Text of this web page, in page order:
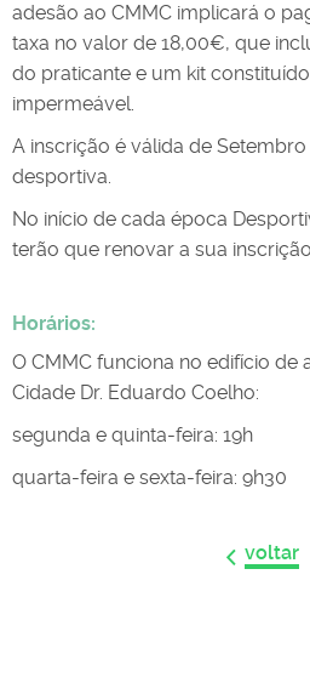
adesão ao CMMC implicará o
taxa no valor de 18,00€, que
do praticante e um kit
impermeável.
A inscrição é válida de
desportiva.
No início de cada época
terão que renovar a sua
Horários:
O CMMC funciona no edifício de
Cidade Dr. Eduardo Coelho:
segunda e quinta-feira: 19h
quarta-feira e sexta-feira: 9h30
voltar